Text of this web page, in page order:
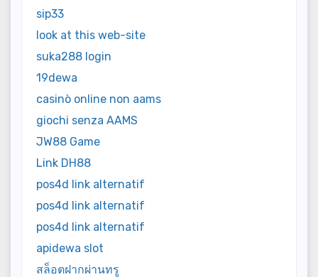
sip33
look at this web-site
suka288 login
19dewa
casinò online non aams
giochi senza AAMS
JW88 Game
Link DH88
pos4d link alternatif
pos4d link alternatif
pos4d link alternatif
apidewa slot
สล็อตฝากผ่านทรู